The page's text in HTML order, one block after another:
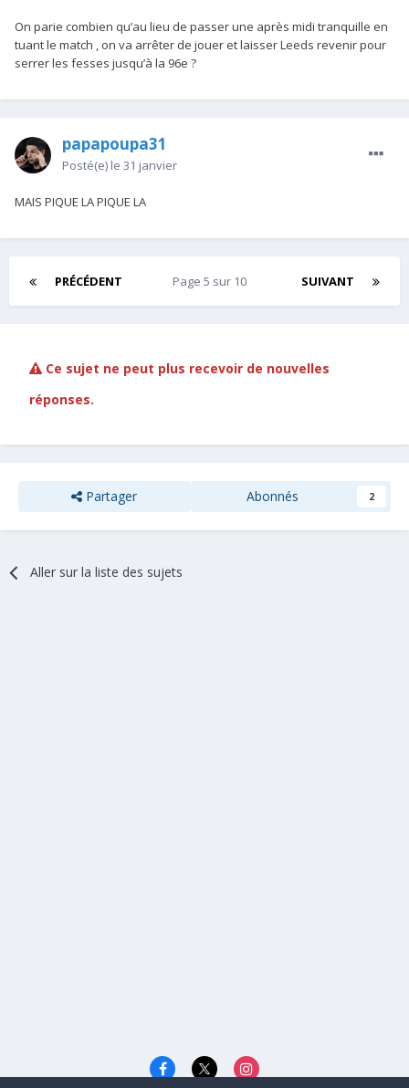
On parie combien qu’au lieu de passer une après midi tranquille en
tuant le match , on va arrêter de jouer et laisser Leeds revenir pour
serrer les fesses jusqu’à la 96e ?
papapoupa31
Posté(e) le 31 janvier
MAIS PIQUE LA PIQUE LA
PRÉCÉDENT SUIVANT
Page 5 sur 10
Ce sujet ne peut plus recevoir de nouvelles
réponses.
Partager Abonnés 2
Aller sur la liste des sujets